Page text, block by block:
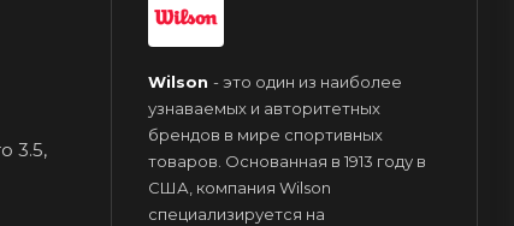
3.5,
Wilson - это один из наиболее
узнаваемых и авторитетных
брендов в мире спортивных
товаров. Основанная в 1913 году в
США, компания Wilson
специализируется на